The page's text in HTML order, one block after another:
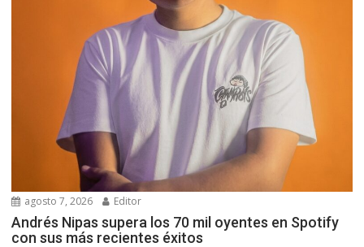
agosto 7, 2026 Editor
Andrés Nipas supera los 70 mil oyentes en Spotify
con sus más recientes éxitos